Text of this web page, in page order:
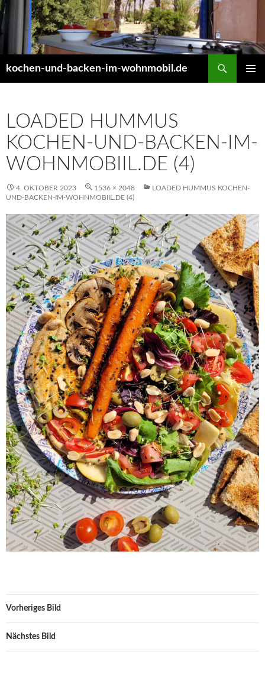
Zum
Inhalt
springen
kochen-und-backen-im-wohnmobil.de
LOADED HUMMUS
KOCHEN-UND-BACKEN-IM-
WOHNMOBIIL.DE (4)
4. OKTOBER 2023 1536 × 2048
LOADED HUMMUS KOCHEN-
UND-BACKEN-IM-WOHNMOBIIL.DE (4)
Vorheriges Bild
Nächstes Bild